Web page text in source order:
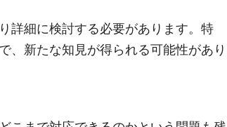
詳細に検討する必要があります。特
、新たな知見が得られる可能性があり